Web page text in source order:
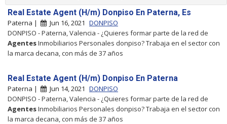
Real Estate Agent (H/m) Donpiso En Paterna, Es
Paterna | Jun 16, 2021 DONPISO
DONPISO - Paterna, Valencia - ¿Quieres formar parte de la red de
AgentesInmobiliarios Personales donpiso? Trabaja en el sector con
la marca decana, con más de 37 años
Real Estate Agent (H/m) Donpiso En Paterna
Paterna | Jun 14, 2021 DONPISO
DONPISO - Paterna, Valencia - ¿Quieres formar parte de la red de
AgentesInmobiliarios Personales donpiso? Trabaja en el sector con
la marca decana, con más de 37 años